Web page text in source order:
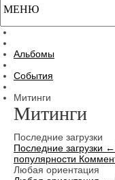
Альбомы
События
Митинги
Митинги
Последние загрузки
Последние загрузки ←
популярности
Любая ориентация